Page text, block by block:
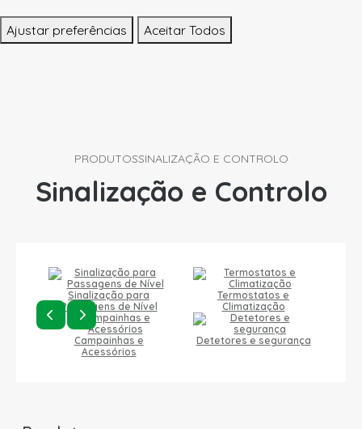
Ajustar preferências Aceitar Todos
PRODUTOSSINALIZAÇÃO E CONTROLO
Sinalização e Controlo
Sinalização para
Passagens de Nível
Campainhas e
Acessórios
Termostatos e
Climatização
Detetores e segurança